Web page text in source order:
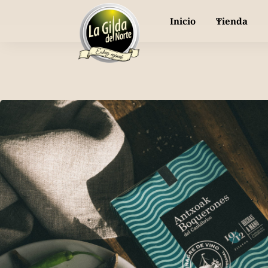
piparra dulce y fresca, directa a tu mesa
Inicio Tienda
Nuestras gildas
Bodas